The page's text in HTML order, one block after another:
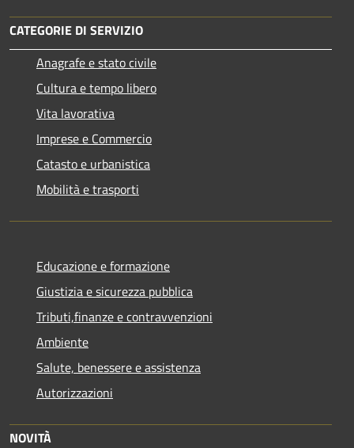
CATEGORIE DI SERVIZIO
Anagrafe e stato civile
Cultura e tempo libero
Vita lavorativa
Imprese e Commercio
Catasto e urbanistica
Mobilità e trasporti
Educazione e formazione
Giustizia e sicurezza pubblica
Tributi,finanze e contravvenzioni
Ambiente
Salute, benessere e assistenza
Autorizzazioni
NOVITÀ